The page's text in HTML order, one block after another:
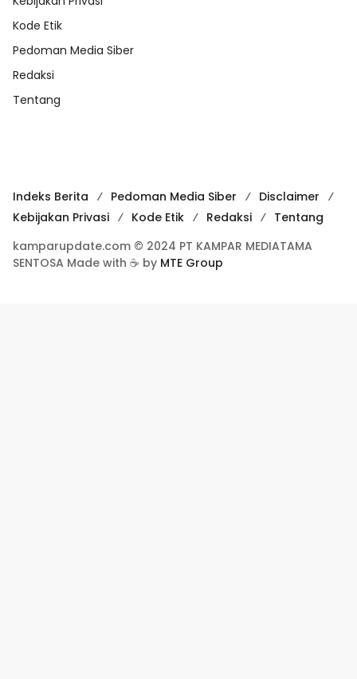
Kode Etik
Pedoman Media Siber
Redaksi
Tentang
Indeks Berita Pedoman Media Siber
Disclaimer
Kebijakan Privasi
Kode Etik Redaksi
Tentang
kamparupdate.com © 2024 PT KAMPAR MEDIATAMA
SENTOSA Made with ☕ by MTE Group